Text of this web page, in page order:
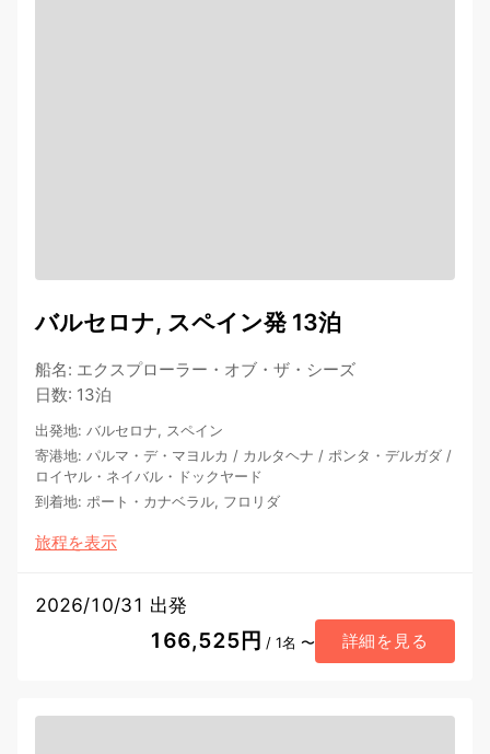
バルセロナ, スペイン発 13泊
船名: エクスプローラー・オブ・ザ・シーズ
日数: 13泊
出発地: バルセロナ, スペイン
寄港地: パルマ・デ・マヨルカ / カルタヘナ / ポンタ・デルガダ /
ロイヤル・ネイバル・ドックヤード
到着地: ポート・カナベラル, フロリダ
旅程を表示
2026/10/31 出発
166,525円 / 1名 〜 詳細を見る